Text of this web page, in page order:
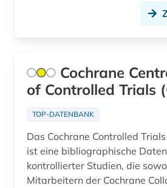
baltistik (1)
bankwesen (2)
baskenland (1)
Cochrane
of Controlled Trials
TOP-DATENBANK
Das Cochrane Controlled
ist eine bibliographische
kontrollierter Studien, die
Mitarbeitern der Cochrane